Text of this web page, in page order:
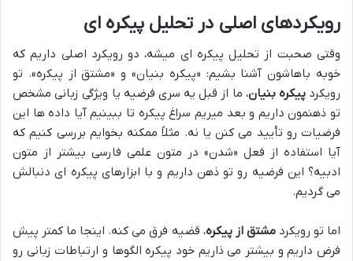
رویکردهای اصلی در تحلیل پیکره ای
وقتی صحبت از تحلیل پیکره ای میشه، دو رویکرد اصلی داریم که
خوبه باهاشون آشنا بشیم: «پیکره بنیان» و «مشتق از پیکره». تو
رویکردپیکره بنیان، ما از قبل یه سری فرضیه یا ویژگی زبانی مشخص
تو ذهنمون داریم و بعد میریم سراغ پیکره تا ببینیم آیا داده ها این
فرضیات رو تأیید می کنن یا نه. مثلاً ممکنه بخوایم بررسی کنیم که
آیا استفاده از فعل «شدن» در متون علمی فارسی بیشتر از متون
ادبیه؟ این فرضیه رو تو ذهن داریم و با ابزارهای پیکره ای دنبالش
می گردیم.
اما تو رویکردمشتق از پیکره، قضیه فرق می کنه. اینجا ما کمتر پیش
فرض داریم و بیشتر می ذاریم خود پیکره الگوها و ارتباطات زبانی رو